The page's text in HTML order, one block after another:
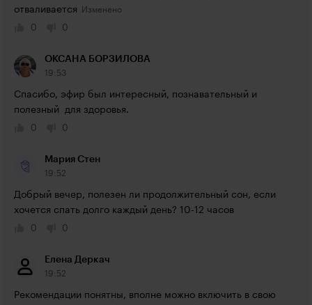
отваливается
0
0
ОКСАНА БОРЗИЛОВА
19:53
Спасибо, эфир был интересный, познавательный и
полезный  для здоровья.
0
0
Мария Стен
19:52
Добрый вечер, полезен ли продолжительный сон, если
хочется спать долго каждый день? 10-12 часов
0
0
Елена Деркач
19:52
Рекомендации понятны, вполне можно включить в свою